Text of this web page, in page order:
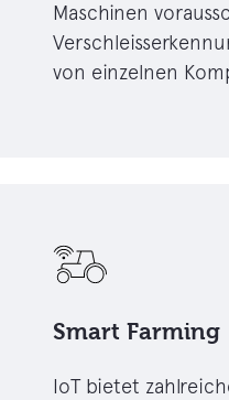
Maschinen
von einzelnen
Smart Farming
IoT bietet